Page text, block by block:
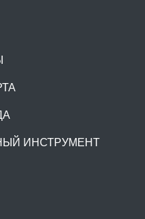
ИНСТРУМЕНТ